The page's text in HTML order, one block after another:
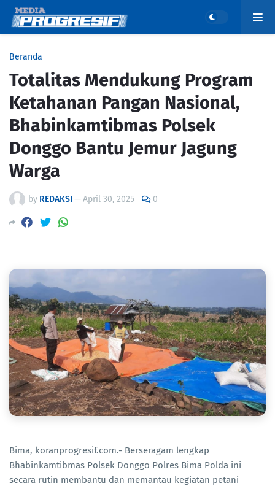
Beranda
Totalitas Mendukung Program
Ketahanan Pangan Nasional,
Bhabinkamtibmas Polsek
Donggo Bantu Jemur Jagung
Warga
by REDAKSI —April 30, 2025 0
Bima, koranprogresif.com.- Berseragam lengkap
Bhabinkamtibmas Polsek Donggo Polres Bima Polda ini
secara rutin membantu dan memantau kegiatan petani